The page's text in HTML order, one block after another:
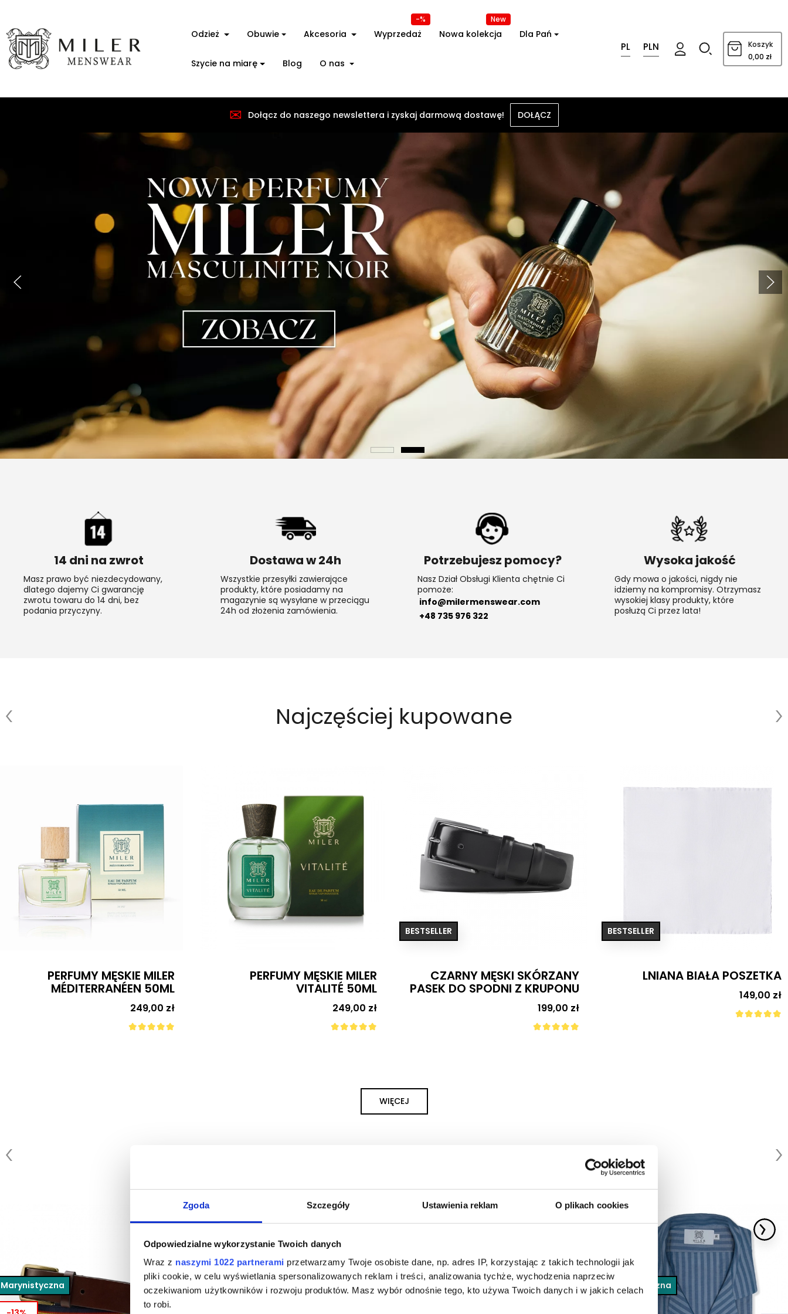
Zgoda Szczegóły Ustawienia reklam O plikach cookies
Odpowiedzialne wykorzystanie Twoich danych
Wraz z naszymi 1022 partnerami przetwarzamy Twoje osobiste dane, np. adres IP, korzystając z takich technologii jak
pliki cookie, w celu wyświetlania spersonalizowanych reklam i treści, analizowania tychże, wychodzenia naprzeciw
oczekiwaniom użytkowników i rozwoju produktów. Masz wybór odnośnie tego, kto używa Twoich danych i w jakich celach
to robi.
Odzież Obuwie Akcesoria Wyprzedaż
-%
Nowa kolekcja
New
Dla Pań
Szycie na miarę Blog O nas
PL PLN Koszyk
0,00 zł
14 dni na zwrot
Masz prawo być niezdecydowany,
dlatego dajemy Ci gwarancję
zwrotu towaru do 14 dni, bez
podania przyczyny.
Dostawa w 24h
Wszystkie przesyłki zawierające
produkty, które posiadamy na
magazynie są wysyłane w przeciągu
24h od złożenia zamówienia.
Potrzebujesz pomocy?
Nasz Dział Obsługi Klienta chętnie Ci
pomoże:
info@milermenswear.com
+48 735 976 322
Wysoka jakość
Gdy mowa o jakości, nigdy nie
idziemy na kompromisy. Otrzymasz
wysokiej klasy produkty, które
posłużą Ci przez lata!
Najczęściej kupowane
PERFUMY MĘSKIE MILER
VITALITÉ 50ML
249,00 zł
CZARNY MĘSKI SKÓRZANY
PASEK DO SPODNI Z KRUPONU
199,00 zł
BESTSELLER
LNIANA BIAŁA POSZETKA
149,00 zł
CIEMNOBRĄZOWY MĘSKI
SKÓRZANY PASEK DO SPODNI
Z KRUPONU
199,00 zł
WIĘCEJ
Marynistyczna Marynistyczna Marynistyczna Marynistyczna
✉ Dołącz do naszego newslettera i zyskaj darmową dostawę! DOŁĄCZ